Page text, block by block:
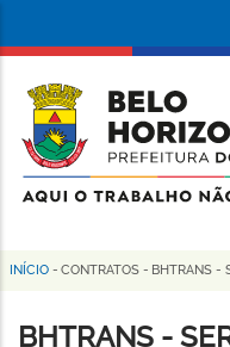
conteúdo
principal
da
Prefeitura
de
Horizonte
Trilha
de
INÍCIO - CONTRATOS - BHTRANS -
BHTRANS -